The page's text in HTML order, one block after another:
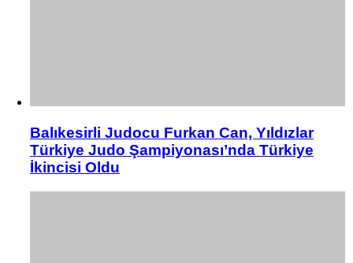
Balıkesirli Judocu Furkan Can, Yıldızlar
Türkiye Judo Şampiyonası’nda Türkiye
İkincisi Oldu